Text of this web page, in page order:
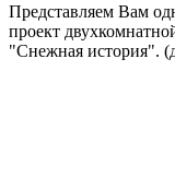
Представляем Вам
проект
"Снежная история".